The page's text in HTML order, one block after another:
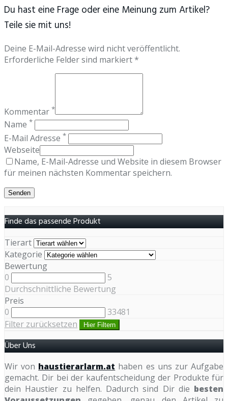
Du hast eine Frage oder eine Meinung zum Artikel?
Teile sie mit uns!
Deine E-Mail-Adresse wird nicht veröffentlicht.
Erforderliche Felder sind markiert *
Kommentar *
Name *
E-Mail Adresse *
Webseite
Name, E-Mail-Adresse und Website in diesem Browser
für meinen nächsten Kommentar speichern.
Finde das passende Produkt
Tierart
Kategorie
Bewertung
0
5
Durchschnittliche Bewertung
Preis
0
33481
Filter zurücksetzen
Hier Filtern
Über Uns
Wir von haustierarlarm.at haben es uns zur Aufgabe
gemacht. Dir bei der kaufentscheidung der Produkte für
dein Haustier zu helfen. Dadurch sind Dir die besten